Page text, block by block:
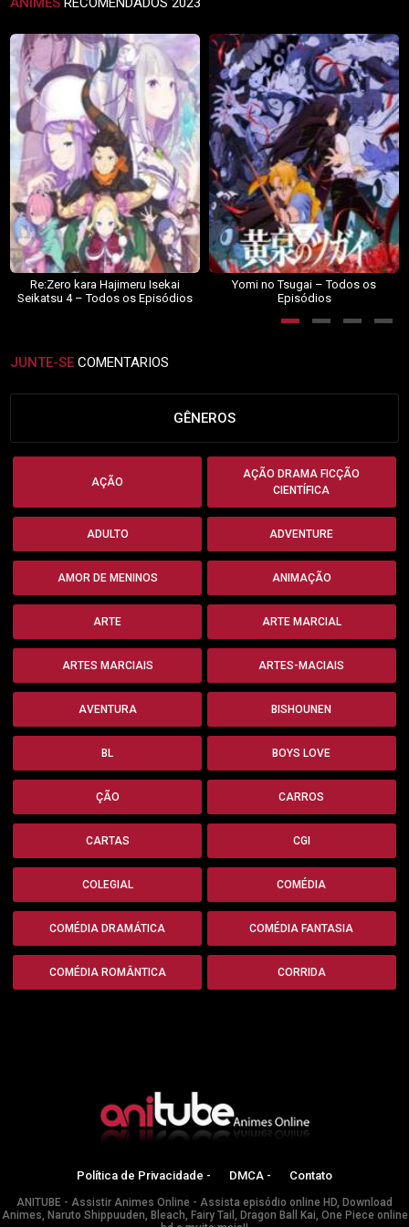
Re:Zero kara Hajimeru Isekai
Seikatsu 4 – Todos os Episódios
Yomi no Tsugai – Todos os
Episódios
JUNTE-SE COMENTARIOS
GÊNEROS
AÇÃO
AÇÃO DRAMA FICÇÃO
CIENTÍFICA
ADULTO ADVENTURE
AMOR DE MENINOS ANIMAÇÃO
ARTE ARTE MARCIAL
ARTES MARCIAIS ARTES-MACIAIS
AVENTURA BISHOUNEN
BL BOYS LOVE
ÇÃO CARROS
CARTAS CGI
COLEGIAL COMÉDIA
COMÉDIA DRAMÁTICA COMÉDIA FANTASIA
COMÉDIA ROMÂNTICA CORRIDA
Política de Privacidade - DMCA - Contato
ANITUBE - Assistir Animes Online - Assista episódio online HD, Download
Animes, Naruto Shippuuden, Bleach, Fairy Tail, Dragon Ball Kai, One Piece online